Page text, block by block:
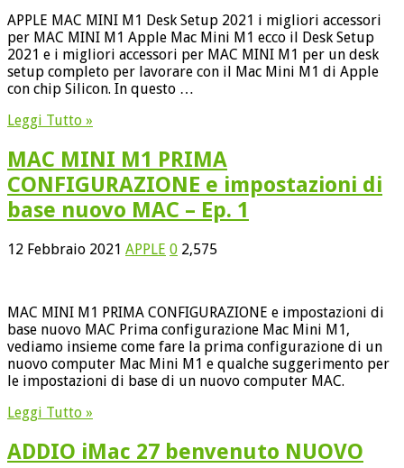
APPLE MAC MINI M1 Desk Setup 2021 i migliori accessori
per MAC MINI M1 Apple Mac Mini M1 ecco il Desk Setup
2021 e i migliori accessori per MAC MINI M1 per un desk
setup completo per lavorare con il Mac Mini M1 di Apple
con chip Silicon. In questo …
Leggi Tutto »
MAC MINI M1 PRIMA
CONFIGURAZIONE e impostazioni di
base nuovo MAC – Ep. 1
12 Febbraio 2021 APPLE 0 2,575
MAC MINI M1 PRIMA CONFIGURAZIONE e impostazioni di
base nuovo MAC Prima configurazione Mac Mini M1,
vediamo insieme come fare la prima configurazione di un
nuovo computer Mac Mini M1 e qualche suggerimento per
le impostazioni di base di un nuovo computer MAC.
Leggi Tutto »
ADDIO iMac 27 benvenuto NUOVO